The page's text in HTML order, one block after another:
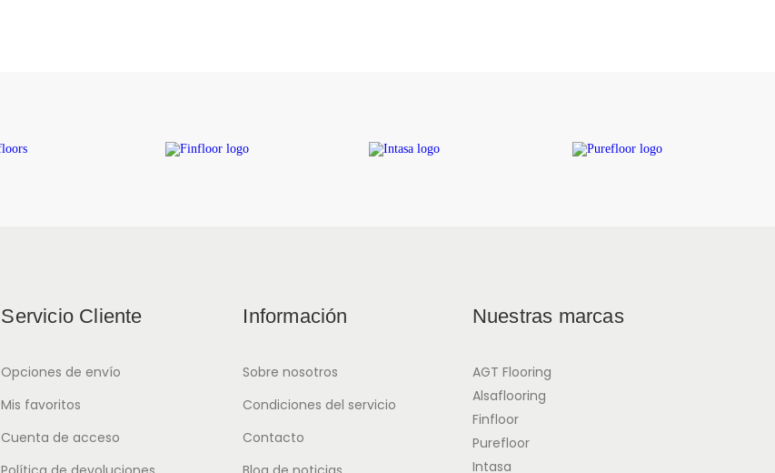
Servicio Cliente
Opciones de envío
Mis favoritos
Cuenta de acceso
Información
Sobre nosotros
Condiciones del servicio
Contacto
Nuestras marcas
AGT Flooring
Alsaflooring
Finfloor
Purefloor
Intasa